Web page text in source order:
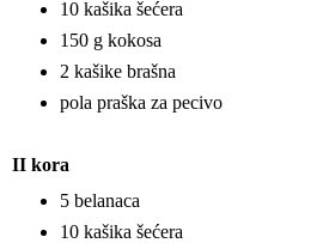
10 kašika šećera
150 g kokosa
2 kašike brašna
pola praška za pecivo
II kora
5 belanaca
10 kašika šećera